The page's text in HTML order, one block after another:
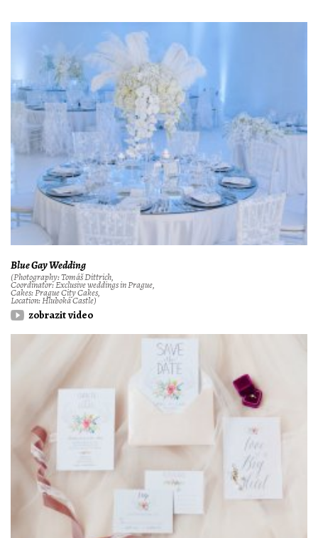
Blue Gay Wedding
(Photography: Tomáš Dittrich,
Coordinator: Exclusive weddings in Prague,
Cakes: Prague City Cakes,
Location: Hluboká Castle)
zobrazit video